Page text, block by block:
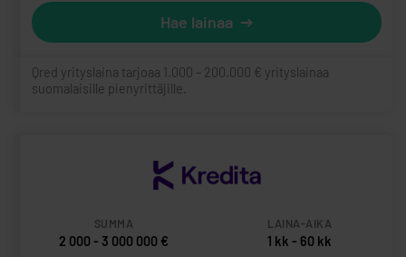
Hae lainaa
Qred yrityslaina tarjoaa 1.000 – 200.000 € yrityslainaa
suomalaisille pienyrittäjille.
2 000 - 3 000 000 € 1 kk - 60 kk